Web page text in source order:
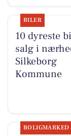
BILER
10 dyreste
salg i
Silkeborg
Kommune
BOLIGMARKED